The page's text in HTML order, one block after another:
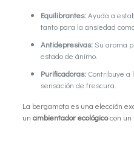
Equilibrantes:Ayuda a
tanto para la ansiedad
Antidepresivas:Su aroma
estado de ánimo.
Purificadoras:Contribuye a
sensación de frescura.
La bergamota es una elección
un ambientador ecológicocon un